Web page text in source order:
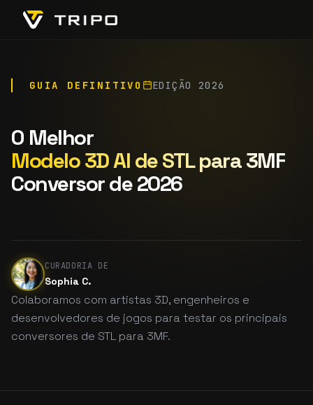
GUIA DEFINITIVO EDIÇÃO 2026
O Melhor
Modelo 3D AI de STL para 3MF
Conversor de 2026
CURADORIA DE
Sophia C.
Colaboramos com artistas 3D, engenheiros e
desenvolvedores de jogos para testar os principais
conversores de STL para 3MF.